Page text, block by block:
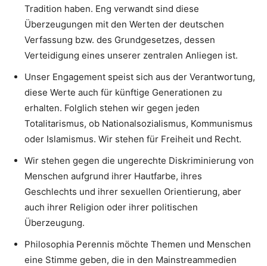
Tradition haben. Eng verwandt sind diese
Überzeugungen mit den Werten der deutschen
Verfassung bzw. des Grundgesetzes, dessen
Verteidigung eines unserer zentralen Anliegen ist.
Unser Engagement speist sich aus der Verantwortung,
diese Werte auch für künftige Generationen zu
erhalten. Folglich stehen wir gegen jeden
Totalitarismus, ob Nationalsozialismus, Kommunismus
oder Islamismus. Wir stehen für Freiheit und Recht.
Wir stehen gegen die ungerechte Diskriminierung von
Menschen aufgrund ihrer Hautfarbe, ihres
Geschlechts und ihrer sexuellen Orientierung, aber
auch ihrer Religion oder ihrer politischen
Überzeugung.
Philosophia Perennis möchte Themen und Menschen
eine Stimme geben, die in den Mainstreammedien